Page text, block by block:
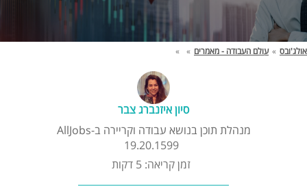
כמה אתם שווים?
קורסים אונליין
שאלות נפוצות
אולג'ובס » עולם העבודה - מאמרים »
»
סיון איזנברג צבר
מנהלת תוכן בנושא עבודה וקריירה ב-AllJobs
19.20.1599
זמן קריאה: 5 דקות